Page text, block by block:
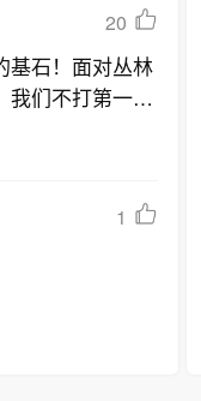
20
基石！面对丛林
我们不打第一
切战争的实力
1